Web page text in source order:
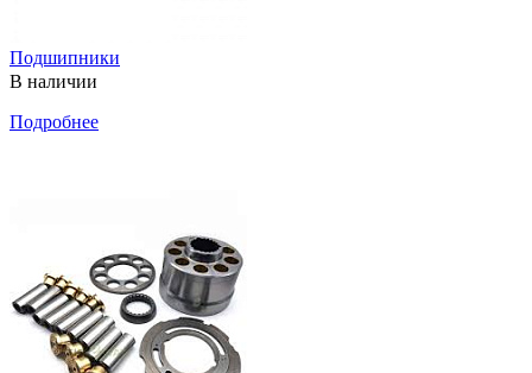
Подшипники
В наличии
Подробнее